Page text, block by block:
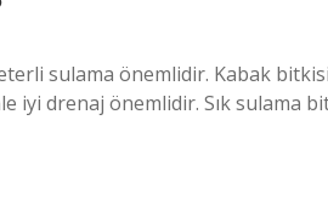
sulama önemlidir. Kabak
iyi drenaj önemlidir. Sık sulama